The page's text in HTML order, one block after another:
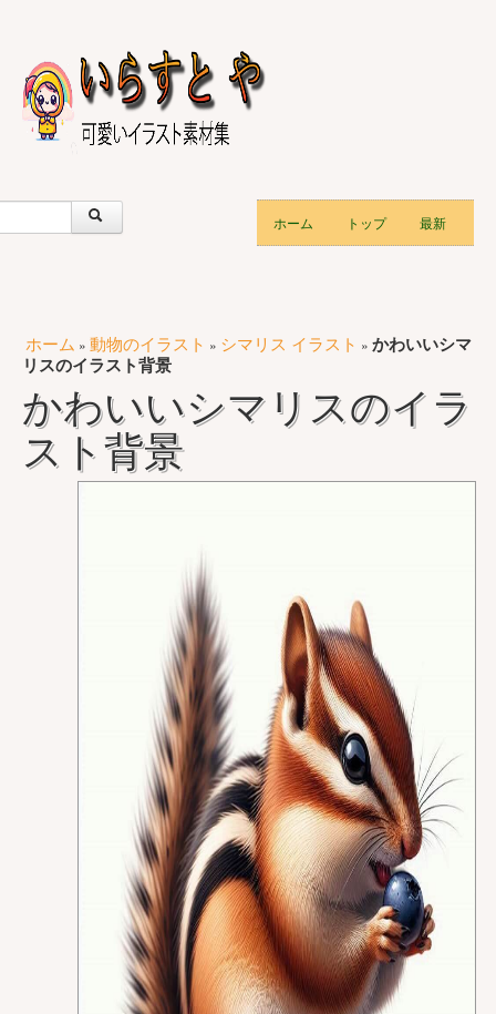
ホーム トップ 最新
ホーム » 動物のイラスト » シマリス イラスト » かわいいシマ
リスのイラスト背景
かわいいシマリスのイラ
スト背景